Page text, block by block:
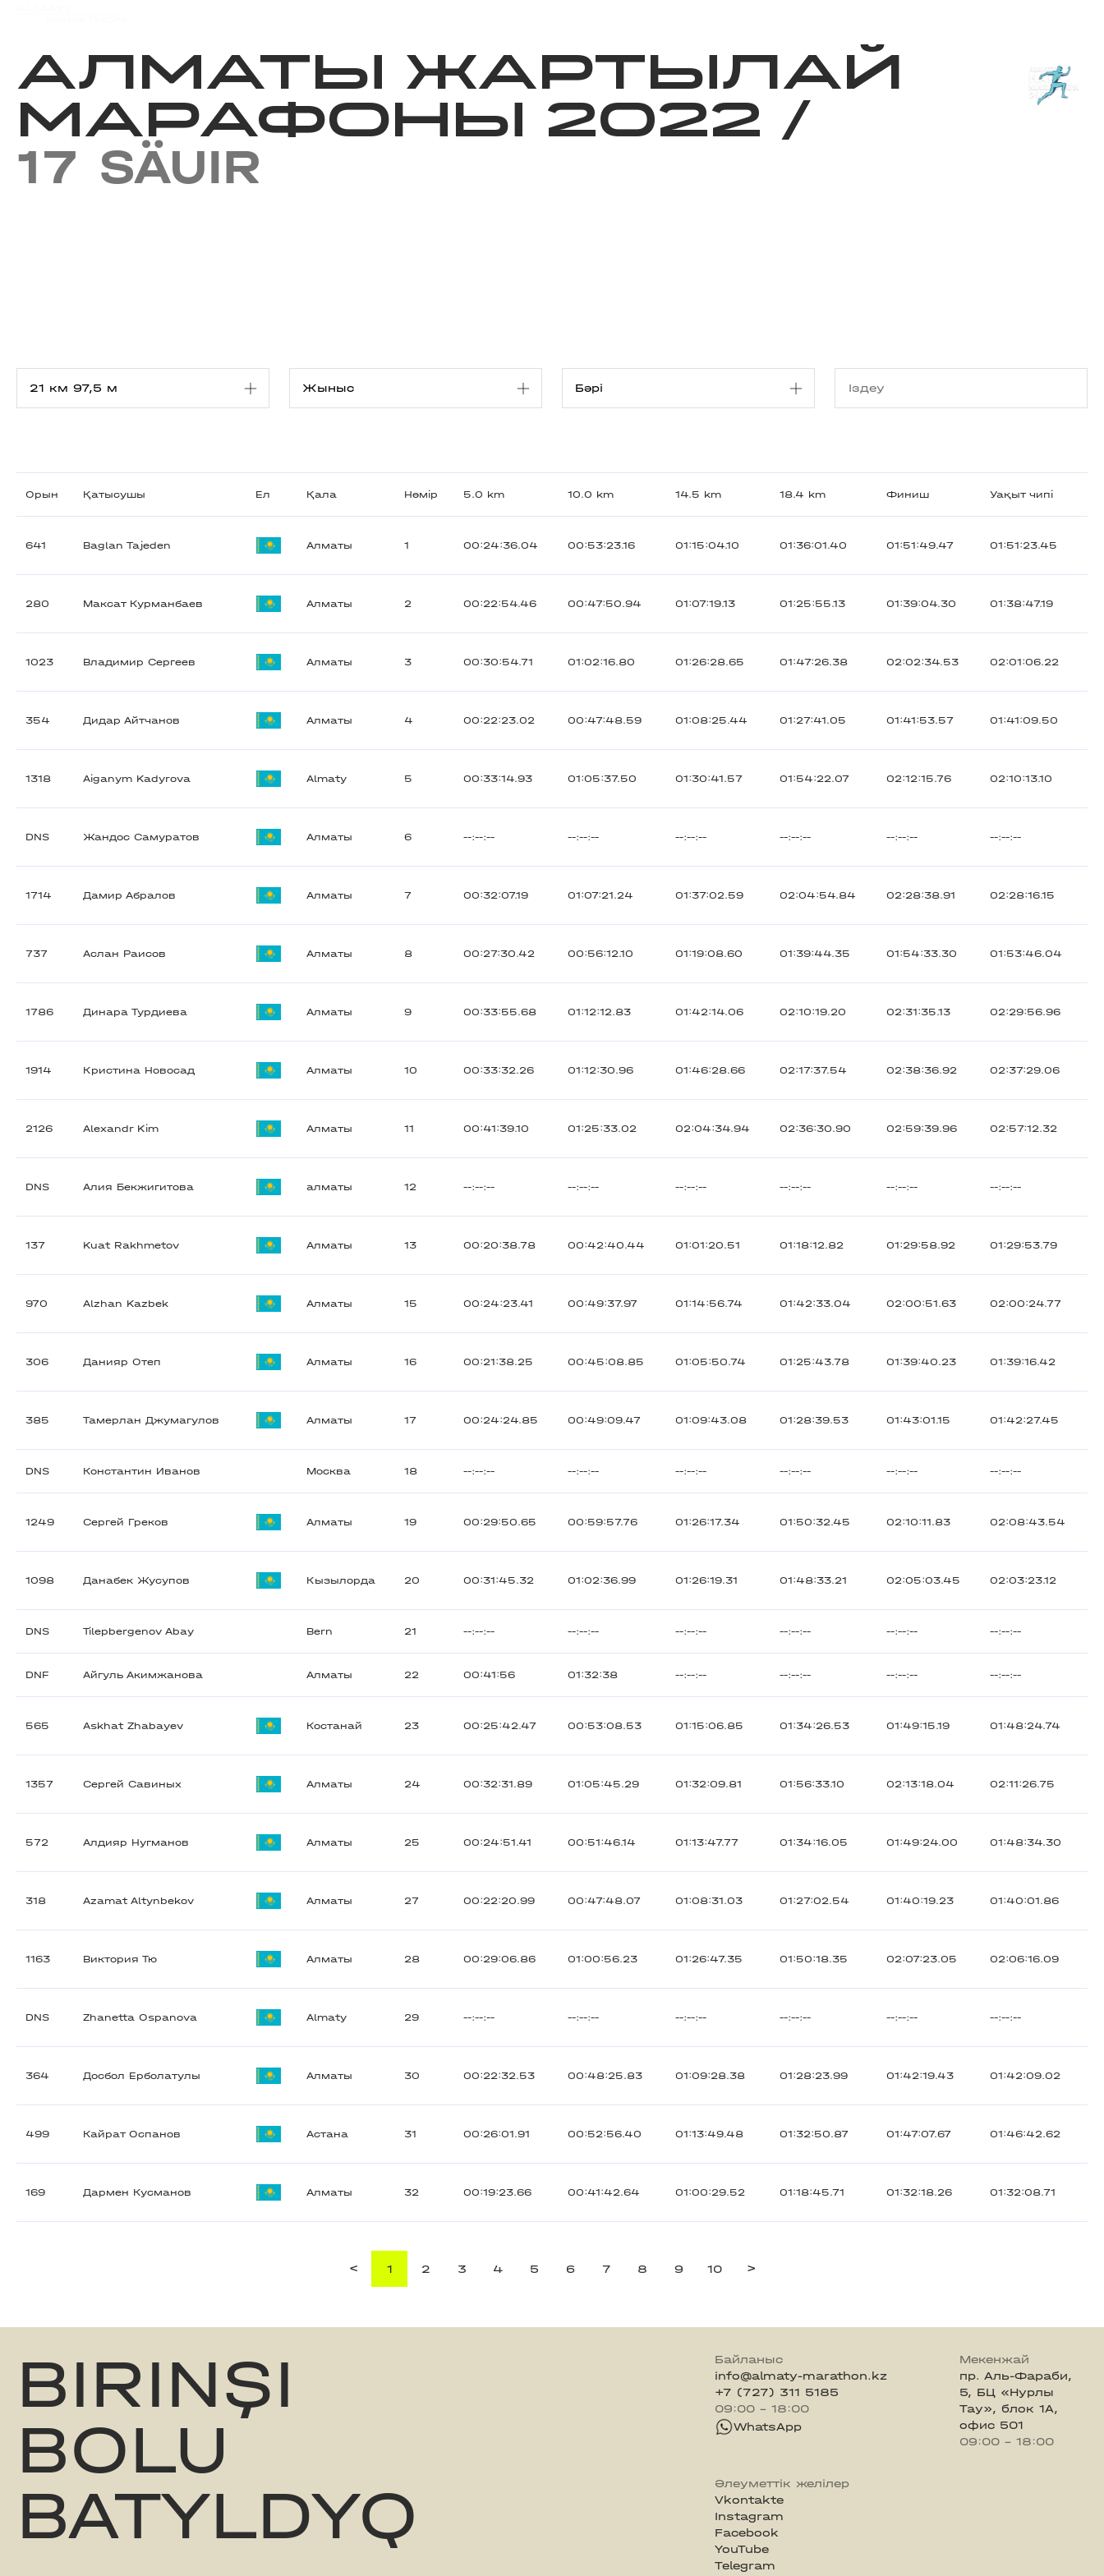
АЛМАТЫ ЖАРТЫЛАЙ
МАРАФОНЫ 2022 /
17 SÄUIR
Орын Қатысушы Ел Қала Нөмір 5.0 km 10.0 km 14.5 km 18.4 km Финиш Уақыт чипі
641 Baglan Tajeden Алматы 1 00:24:36.04 00:53:23.16 01:15:04.10 01:36:01.40 01:51:49.47 01:51:23.45
280 Максат Курманбаев Алматы 2 00:22:54.46 00:47:50.94 01:07:19.13 01:25:55.13 01:39:04.30 01:38:47.19
1023 Владимир Сергеев Алматы 3 00:30:54.71 01:02:16.80 01:26:28.65 01:47:26.38 02:02:34.53 02:01:06.22
354 Дидар Айтчанов Алматы 4 00:22:23.02 00:47:48.59 01:08:25.44 01:27:41.05 01:41:53.57 01:41:09.50
1318 Aiganym Kadyrova Almaty 5 00:33:14.93 01:05:37.50 01:30:41.57 01:54:22.07 02:12:15.76 02:10:13.10
DNS Жандос Самуратов Алматы 6 --:--:-- --:--:-- --:--:-- --:--:-- --:--:-- --:--:--
1714 Дамир Абралов Алматы 7 00:32:07.19 01:07:21.24 01:37:02.59 02:04:54.84 02:28:38.91 02:28:16.15
737 Аслан Раисов Алматы 8 00:27:30.42 00:56:12.10 01:19:08.60 01:39:44.35 01:54:33.30 01:53:46.04
1786 Динара Турдиева Алматы 9 00:33:55.68 01:12:12.83 01:42:14.06 02:10:19.20 02:31:35.13 02:29:56.96
1914 Кристина Новосад Алматы 10 00:33:32.26 01:12:30.96 01:46:28.66 02:17:37.54 02:38:36.92 02:37:29.06
2126 Alexandr Kim Алматы 11 00:41:39.10 01:25:33.02 02:04:34.94 02:36:30.90 02:59:39.96 02:57:12.32
DNS Алия Бекжигитова алматы 12 --:--:-- --:--:-- --:--:-- --:--:-- --:--:-- --:--:--
137 Kuat Rakhmetov Алматы 13 00:20:38.78 00:42:40.44 01:01:20.51 01:18:12.82 01:29:58.92 01:29:53.79
970 Alzhan Kazbek Алматы 15 00:24:23.41 00:49:37.97 01:14:56.74 01:42:33.04 02:00:51.63 02:00:24.77
306 Данияр Отеп Алматы 16 00:21:38.25 00:45:08.85 01:05:50.74 01:25:43.78 01:39:40.23 01:39:16.42
385 Тамерлан Джумагулов Алматы 17 00:24:24.85 00:49:09.47 01:09:43.08 01:28:39.53 01:43:01.15 01:42:27.45
DNS Константин Иванов Москва 18 --:--:-- --:--:-- --:--:-- --:--:-- --:--:-- --:--:--
1249 Сергей Греков Алматы 19 00:29:50.65 00:59:57.76 01:26:17.34 01:50:32.45 02:10:11.83 02:08:43.54
1098 Данабек Жусупов Кызылорда 20 00:31:45.32 01:02:36.99 01:26:19.31 01:48:33.21 02:05:03.45 02:03:23.12
DNS Tilepbergenov Abay Bern 21 --:--:-- --:--:-- --:--:-- --:--:-- --:--:-- --:--:--
DNF Айгуль Акимжанова Алматы 22 00:41:56 01:32:38 --:--:-- --:--:-- --:--:-- --:--:--
565 Askhat Zhabayev Костанай 23 00:25:42.47 00:53:08.53 01:15:06.85 01:34:26.53 01:49:15.19 01:48:24.74
1357 Сергей Савиных Алматы 24 00:32:31.89 01:05:45.29 01:32:09.81 01:56:33.10 02:13:18.04 02:11:26.75
572 Алдияр Нугманов Алматы 25 00:24:51.41 00:51:46.14 01:13:47.77 01:34:16.05 01:49:24.00 01:48:34.30
318 Azamat Altynbekov Алматы 27 00:22:20.99 00:47:48.07 01:08:31.03 01:27:02.54 01:40:19.23 01:40:01.86
1163 Виктория Тю Алматы 28 00:29:06.86 01:00:56.23 01:26:47.35 01:50:18.35 02:07:23.05 02:06:16.09
DNS Zhanetta Ospanova Almaty 29 --:--:-- --:--:-- --:--:-- --:--:-- --:--:-- --:--:--
364 Досбол Ерболатулы Алматы 30 00:22:32.53 00:48:25.83 01:09:28.38 01:28:23.99 01:42:19.43 01:42:09.02
499 Кайрат Оспанов Астана 31 00:26:01.91 00:52:56.40 01:13:49.48 01:32:50.87 01:47:07.67 01:46:42.62
169 Дармен Кусманов Алматы 32 00:19:23.66 00:41:42.64 01:00:29.52 01:18:45.71 01:32:18.26 01:32:08.71
< 1 2 3 4 5 6 7 8 9 10 >
BIRINŞI
BOLU
BATYLDYQ
Байланыс
info@almaty-marathon.kz
+7 (727) 311 5185
09:00 - 18:00
WhatsApp
Мекенжай
пр. Аль-Фараби,
5, БЦ «Нурлы
Тау», блок 1А,
офис 501
09:00 - 18:00
Әлеуметтік желілер
Vkontakte
Instagram
Facebook
YouTube
Telegram